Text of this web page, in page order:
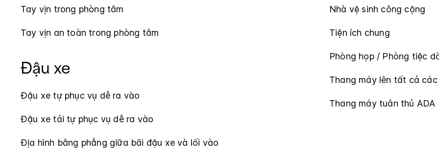
Tay vịn trong phòng tắm
Tay vịn an toàn trong phòng tắm
Đậu xe
Đậu xe tự phục vụ dễ ra vào
Đậu xe tải tự phục vụ dễ ra vào
Địa hình bằng phẳng giữa bãi đậu xe và lối vào
Nhà vệ sinh công cộng
Tiện ích chung
Phòng họp / Phòng tiệc
Thang máy lên tất cả
Thang máy tuân thủ ADA